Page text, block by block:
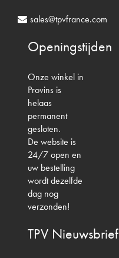
sales@tpvfrance.com
Openingstijden
Onze winkel in
Provins is
helaas
permanent
gesloten.
De website is
24/7 open en
uw bestelling
wordt dezelfde
dag nog
verzonden!
TPV Nieuwsbrief